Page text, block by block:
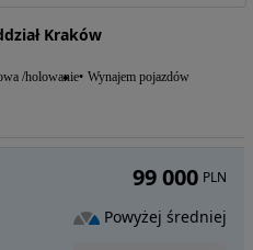
Kraków
/holowanie Wynajem pojazdów
99 000 PLN
Powyżej średniej